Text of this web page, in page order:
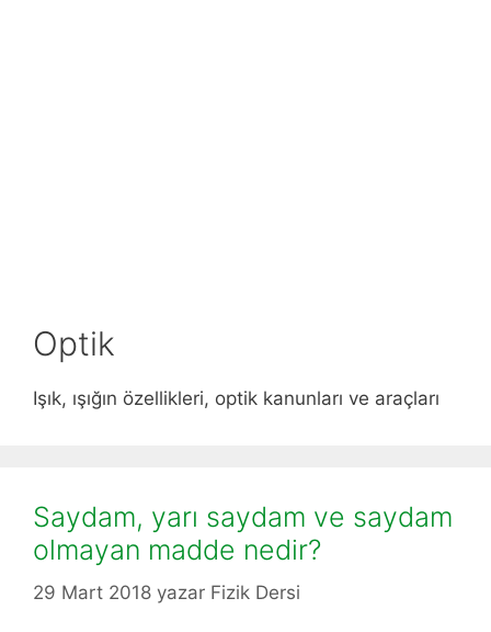
Optik
Işık, ışığın özellikleri, optik kanunları ve araçları
Saydam, yarı saydam ve saydam
olmayan madde nedir?
29 Mart 2018 yazar Fizik Dersi